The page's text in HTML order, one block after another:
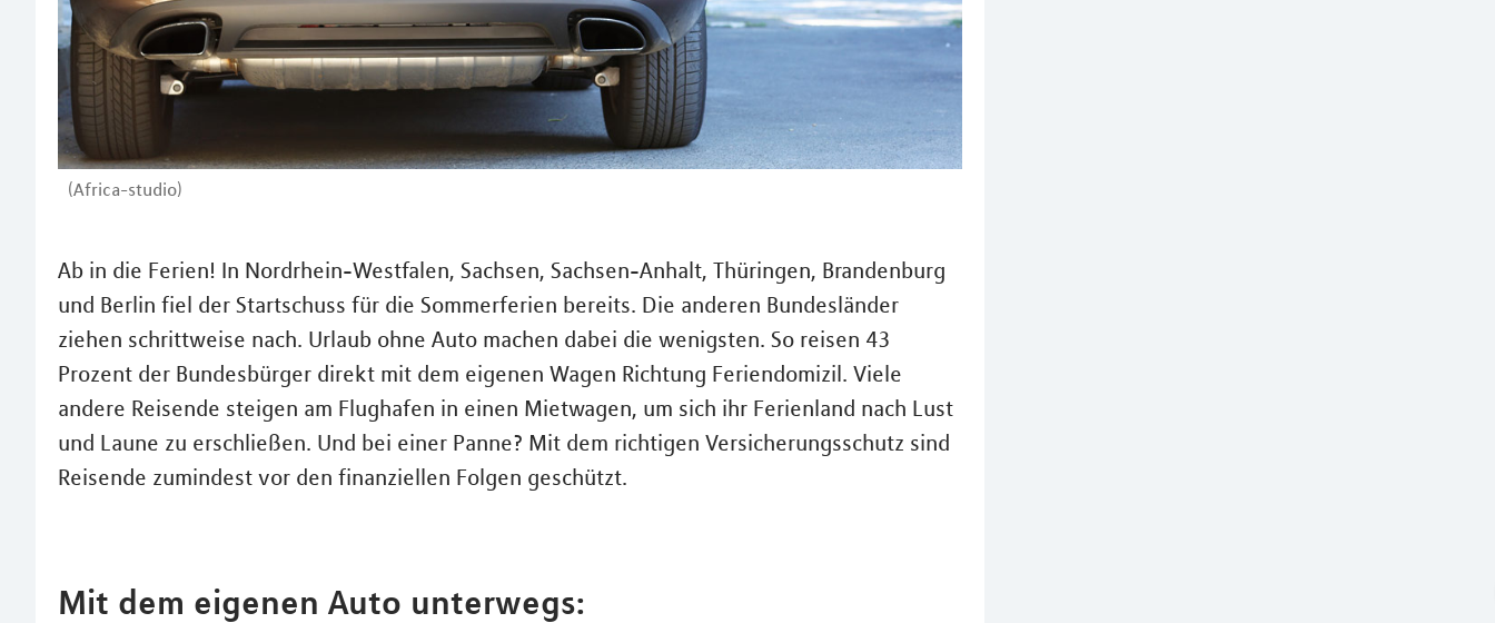
(Africa-studio)
Ab in die Ferien! In Nordrhein-Westfalen, Sachsen, Sachsen-Anhalt, Thüringen, Brandenburg
und Berlin fiel der Startschuss für die Sommerferien bereits. Die anderen Bundesländer
ziehen schrittweise nach. Urlaub ohne Auto machen dabei die wenigsten. So reisen 43
Prozent der Bundesbürger direkt mit dem eigenen Wagen Richtung Feriendomizil. Viele
andere Reisende steigen am Flughafen in einen Mietwagen, um sich ihr Ferienland nach Lust
und Laune zu erschließen. Und bei einer Panne? Mit dem richtigen Versicherungsschutz sind
Reisende zumindest vor den finanziellen Folgen geschützt.
Mit dem eigenen Auto unterwegs: